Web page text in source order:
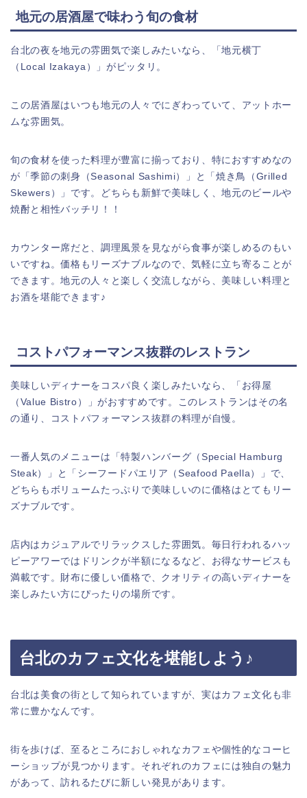
地元の居酒屋で味わう旬の食材
台北の夜を地元の雰囲気で楽しみたいなら、「地元横丁
（Local Izakaya）」がピッタリ。
この居酒屋はいつも地元の人々でにぎわっていて、アットホー
ムな雰囲気。
旬の食材を使った料理が豊富に揃っており、特におすすめなの
が「季節の刺身（Seasonal Sashimi）」と「焼き鳥（Grilled
Skewers）」です。どちらも新鮮で美味しく、地元のビールや
焼酎と相性バッチリ！！
カウンター席だと、調理風景を見ながら食事が楽しめるのもい
いですね。価格もリーズナブルなので、気軽に立ち寄ることが
できます。地元の人々と楽しく交流しながら、美味しい料理と
お酒を堪能できます♪
コストパフォーマンス抜群のレストラン
美味しいディナーをコスパ良く楽しみたいなら、「お得屋
（Value Bistro）」がおすすめです。このレストランはその名
の通り、コストパフォーマンス抜群の料理が自慢。
一番人気のメニューは「特製ハンバーグ（Special Hamburg
Steak）」と「シーフードパエリア（Seafood Paella）」で、
どちらもボリュームたっぷりで美味しいのに価格はとてもリー
ズナブルです。
店内はカジュアルでリラックスした雰囲気。毎日行われるハッ
ピーアワーではドリンクが半額になるなど、お得なサービスも
満載です。財布に優しい価格で、クオリティの高いディナーを
楽しみたい方にぴったりの場所です。
台北のカフェ文化を堪能しよう♪
台北は美食の街として知られていますが、実はカフェ文化も非
常に豊かなんです。
街を歩けば、至るところにおしゃれなカフェや個性的なコーヒ
ーショップが見つかります。それぞれのカフェには独自の魅力
があって、訪れるたびに新しい発見があります。